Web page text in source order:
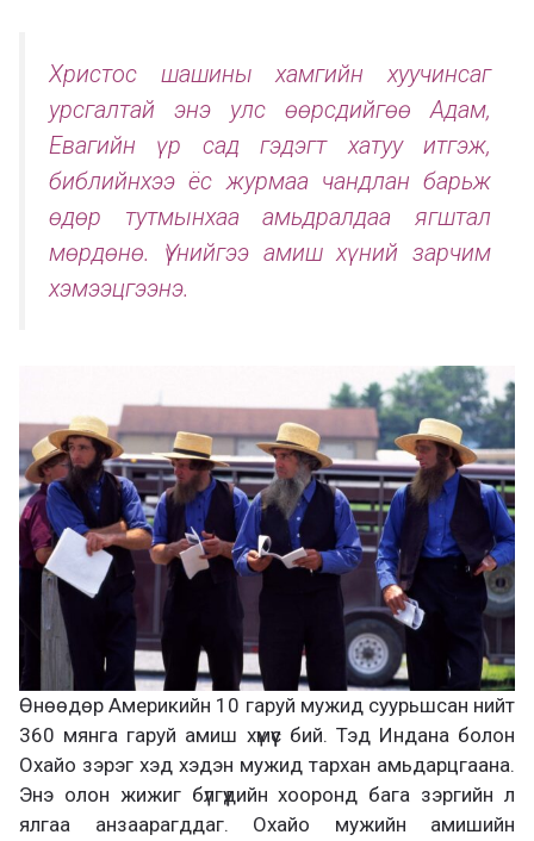
Христос шашины хамгийн хуучинсаг
урсгалтай энэ улс өөрсдийгөө Адам,
Евагийн үр сад гэдэгт хатуу итгэж,
библийнхээ ёс журмаа чандлан барьж
өдөр тутмынхаа амьдралдаа ягштал
мөрдөнө. Үүнийгээ амиш хүний зарчим
хэмээцгээнэ.
Өнөөдөр Америкийн 10 гаруй мужид суурьшсан нийт
360 мянга гаруй амиш хүмүүс бий. Тэд Индана болон
Охайо зэрэг хэд хэдэн мужид тархан амьдарцгаана.
Энэ олон жижиг бүлгүүдийн хооронд бага зэргийн л
ялгаа анзаарагддаг. Охайо мужийн амишийн